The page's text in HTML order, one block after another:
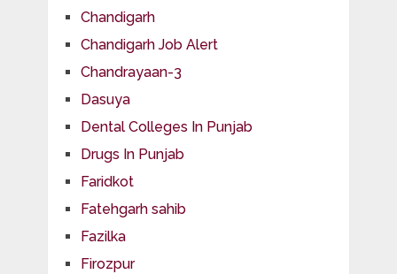
Chandigarh
Chandigarh Job Alert
Chandrayaan-3
Dasuya
Dental Colleges In Punjab
Drugs In Punjab
Faridkot
Fatehgarh sahib
Fazilka
Firozpur